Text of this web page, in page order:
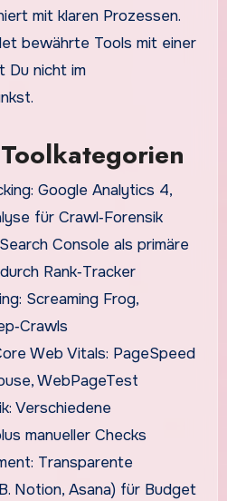
mit klaren Prozessen.
bewährte Tools mit einer
Du nicht im
Google Analytics 4,
für Crawl‑Forensik
Console als primäre
Rank‑Tracker
Screaming Frog,
Web Vitals: PageSpeed
WebPageTest
Verschiedene
manueller Checks
Transparente
Notion, Asana) für Budget